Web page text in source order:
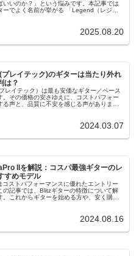
いいのか？」という悩みです。本記事では
ーでよく名前が挙がる 「Legend（レジェ
2025.08.20
レイテック)のギターは当たり外れ
は？
レイテック）は最も安価なギター／ベース
。その価格の安さゆえに、コストパフォー
る声と、品質に不安を感じる声がありま
2024.03.07
IIを解説：コスパ最強ギターのレ
すめモデル
コストパフォーマンスに優れたエントリー
の記事では、Blitzギターの特徴について解
。これからギターを始める方や、安く購入
2024.08.16